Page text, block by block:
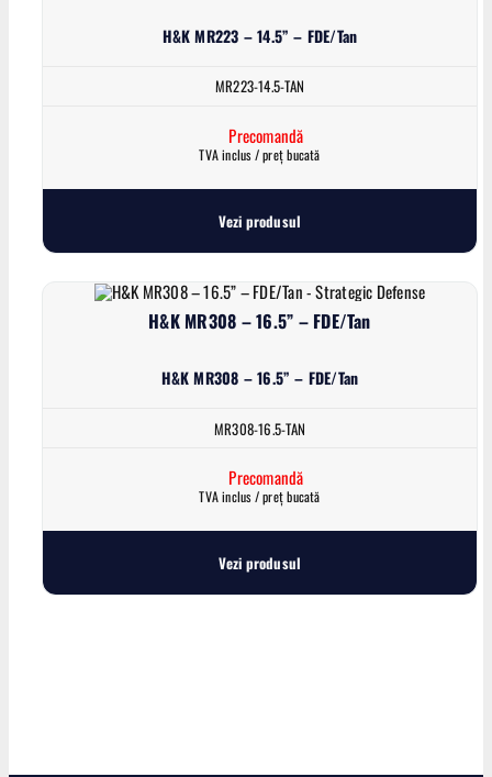
H&K MR223 – 14.5” – FDE/Tan
MR223-14.5-TAN
Precomandă
TVA inclus / preț bucată
Vezi produsul
H&K MR308 – 16.5” – FDE/Tan
H&K MR308 – 16.5” – FDE/Tan
MR308-16.5-TAN
Precomandă
TVA inclus / preț bucată
Vezi produsul